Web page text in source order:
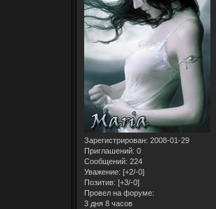
Зарегистрирован: 2008-01-29
Приглашений: 0
Сообщений: 224
Уважение: [+2/-0]
Позитив: [+3/-0]
Провел на форуме:
3 дня 8 часов